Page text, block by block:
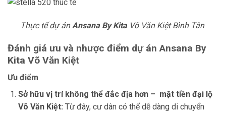
Thực tế dự ánAnsana By KitaVõ Văn Kiệt Bình Tân
Đánh giá ưu và nhược điểm dự ánAnsana By
Kita Võ Văn Kiệt
Ưu điểm
Sở hữu vị trí không thể đắc địa hơn – mặt tiền đại lộ
Võ Văn Kiệt: Từ đây, cư dân có thể dễ dàng di chuyển